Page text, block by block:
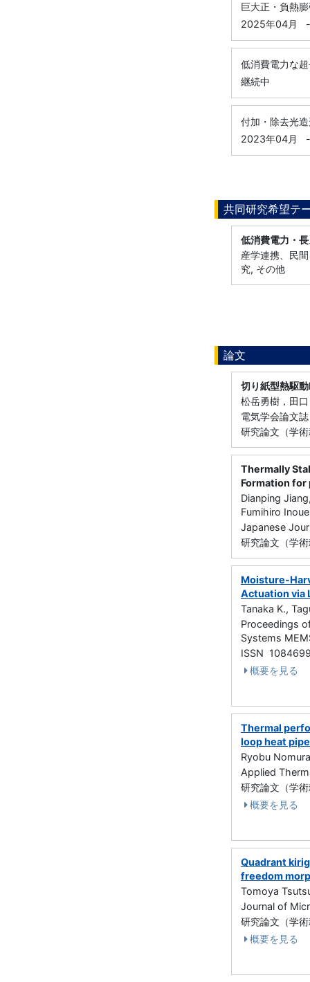
巨大正・負熱
2025年04月
-
低消費電力な
継続中
付加・除去光
2023年04月
-
共同研究希望テ
低消費電力・
産学連携、民
究, その他
論文
切り紙型熱駆
松岳勇樹，田
電気学会論文
研究論文（学
Thermally
Formation for
Dianping
Fumihiro
Japanese
研究論文（学
Moisture-
Actuation via
Tanaka K.,
Proceedings
Systems
ISSN
概要を見る
Thermal
loop heat
Ryobu
Applied
研究論文（学
概要を見る
Quadrant
freedom
Tomoya
Journal of
研究論文（学
概要を見る